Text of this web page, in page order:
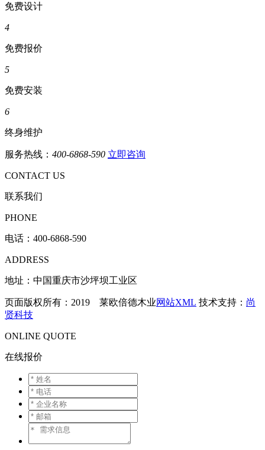
免费设计
4
免费报价
5
免费安装
6
终身维护
服务热线： 400-6868-590 立即咨询
CONTACT US
联系我们
PHONE
电话： 400-6868-590
ADDRESS
地址：中国重庆市沙坪坝工业区
页面版权所有：2019 莱欧倍德木业网站XML 技术支持： 尚
贤科技
ONLINE QUOTE
在线报价